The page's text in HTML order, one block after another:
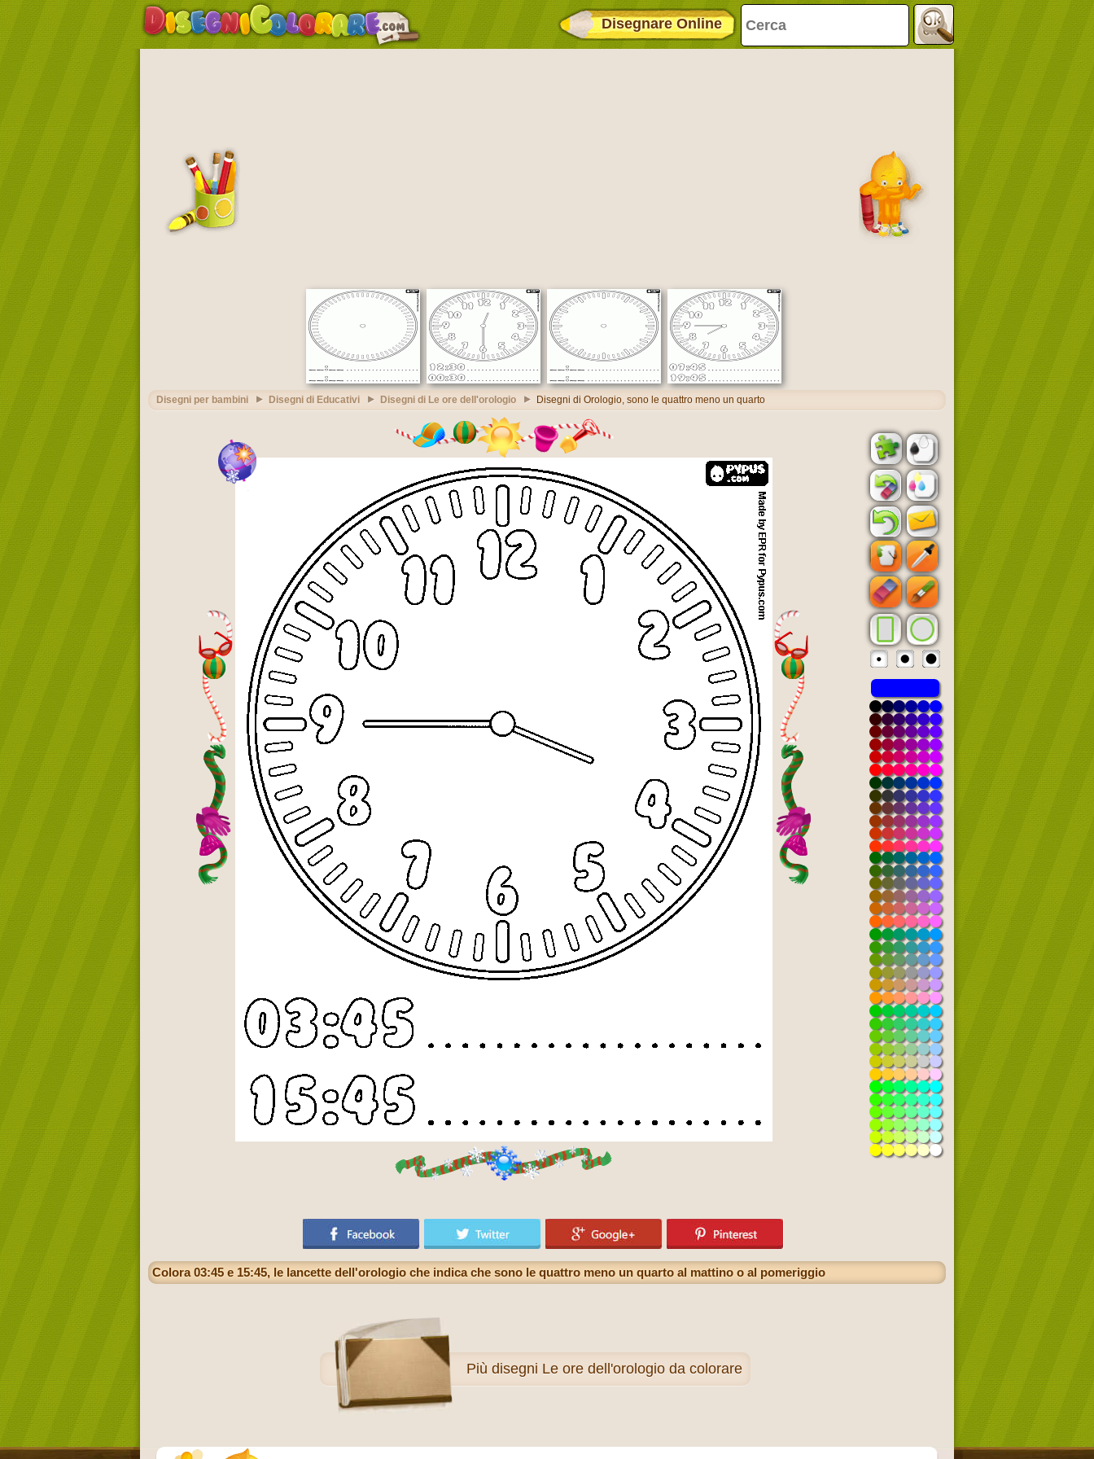
Disegnare Online
Disegni per bambini Disegni di Educativi Disegni di Le ore dell'orologio Disegni di Orologio, sono le quattro meno un quarto
Colora 03:45 e 15:45, le lancette dell'orologio che indica che sono le quattro meno un quarto al mattino o al pomeriggio
Più disegni Le ore dell'orologio da colorare